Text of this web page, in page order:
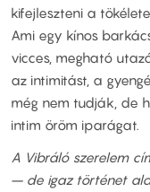
kifejleszteni a
Ami egy kínos
vicces, megható
az intimitást, a
még nem tudják, de
intim öröm iparágat.
A Vibráló szerelem
– de igaz történet